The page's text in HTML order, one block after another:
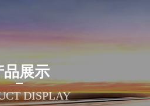
展示
DISPLAY